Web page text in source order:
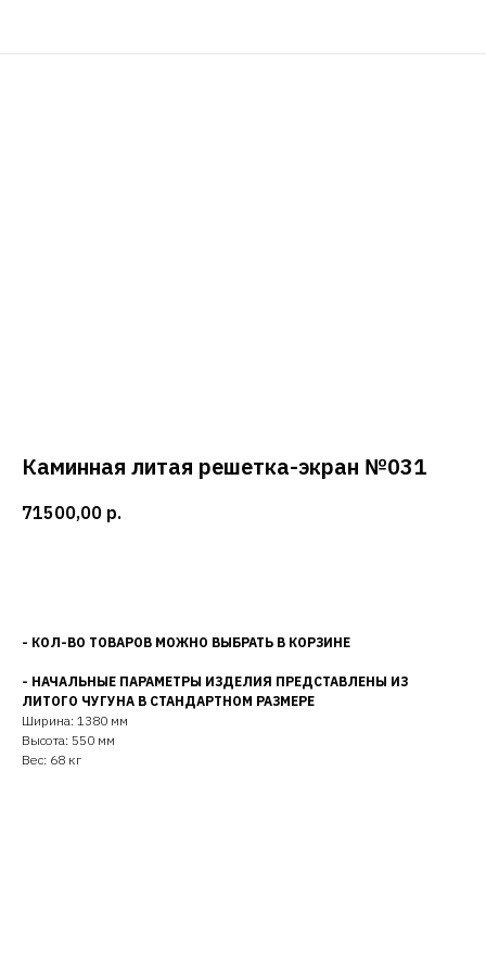
Каминная литая решетка-экран №031
71500,00 р.
- КОЛ-ВО ТОВАРОВ МОЖНО ВЫБРАТЬ В КОРЗИНЕ
- НАЧАЛЬНЫЕ ПАРАМЕТРЫ ИЗДЕЛИЯ ПРЕДСТАВЛЕНЫ ИЗ
ЛИТОГО ЧУГУНА В СТАНДАРТНОМ РАЗМЕРЕ
Ширина: 1380 мм
Высота: 550 мм
Вес: 68 кг